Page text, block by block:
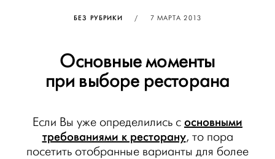
БЕЗ РУБРИКИ / ОПУБЛИКОВАНО
7 МАРТА 2013
Основные моменты
при выборе ресторана
Если Вы уже определились с основными
требованиями к ресторану, то пора
посетить отобранные варианты для более